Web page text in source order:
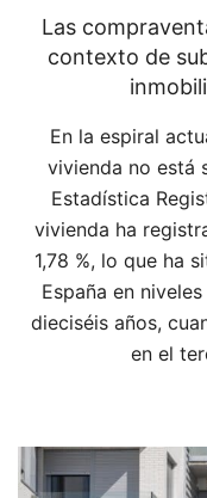
Las
contexto de
En la espiral
vivienda no está
Estadística
vivienda ha
1,78 %, lo que ha
España en
dieciséis años,
en el